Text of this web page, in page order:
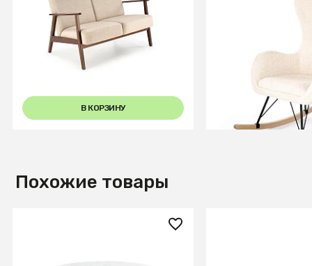
Диван HALMAR MILANO 2S
tap. Castel 15 бежевый/орех
В КОРЗИНУ
натуральный/
В
Похожие товары